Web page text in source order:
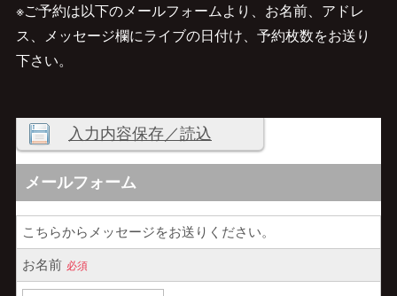
※ご予約は以下のメールフォームより、お名前、アドレ
ス、メッセージ欄にライブの日付け、予約枚数をお送り
下さい。